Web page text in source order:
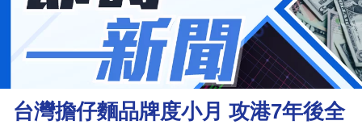
資
樓
市
財
台灣擔仔麵品牌度小月 攻港7年後全